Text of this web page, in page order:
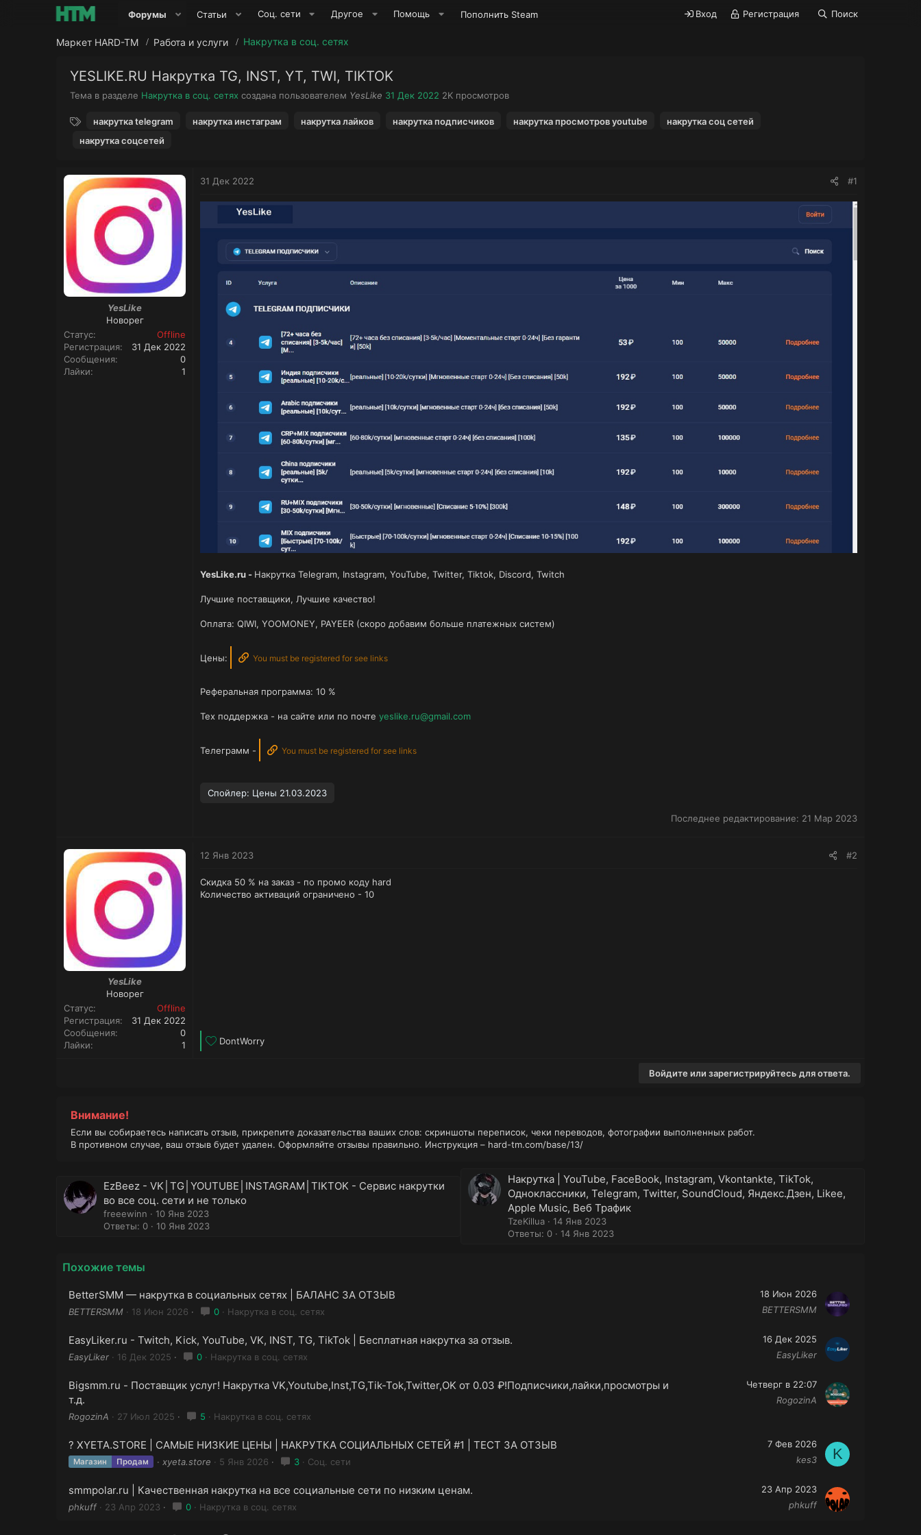
Форумы Статьи Соц. сети Другое Помощь Пополнить Steam Вход Регистрация Поиск
Маркет HARD-TM Работа и услуги Накрутка в соц. сетях
YESLIKE.RU Накрутка TG, INST, YT, TWI, TIKTOK
Тема в разделе Накрутка в соц. сетях создана пользователем А
т
YesLike Д
31 Дек 2022 П
о
2K просмотров
г
накрутка telegram накрутка инстаграм накрутка лайков накрутка подписчиков накрутка просмотров youtube
накрутка соц сетей
накрутка соцсетей
YesLike
Новорег
Статус
Offline
Регистрация
31 Дек 2022
Сообщения
0
Лайки
1
31 Дек 2022 #1
YesLike.ru - Накрутка Telegram, Instagram, YouTube, Twitter, Tiktok, Discord, Twitch
Лучшие поставщики, Лучшие качество!
Оплата: QIWI, YOOMONEY, PAYEER (скоро добавим больше платежных систем)
Цены: You must be registered for see links
Реферальная программа: 10 %
Тех поддержка - на сайте или по почте yeslike.ru@gmail.com
Телеграмм - You must be registered for see links
Спойлер: Цены 21.03.2023
Последнее редактирование: 21 Мар 2023
YesLike
Новорег
Статус
Offline
Регистрация
31 Дек 2022
Сообщения
0
Лайки
1
12 Янв 2023 #2
Скидка 50 % на заказ - по промо коду hard
Количество активаций ограничено - 10
Л
DontWorry
Войдите или зарегистрируйтесь для ответа.
Внимание!
Если вы собираетесь написать отзыв, прикрепите доказательства ваших слов: скриншоты переписок, чеки переводов, фотографии выполненных работ.
В противном случае, ваш отзыв будет удален. Оформляйте отзывы правильно. Инструкция – hard-tm.com/base/13/
EzBeez - VK│︎TG│︎YOUTUBE│︎INSTAGRAM│︎TIKTOK - Сервис накрутки
во все соц. сети и не только
freeewinn
10 Янв 2023
Ответы: 0
10 Янв 2023
Накрутка | YouTube, FaceBook, Instagram, Vkontankte, TikTok,
Одноклассники, Telegram, Twitter, SoundCloud, Яндекс.Дзен, Likee,
Apple Music, Веб Трафик
TzeKillua
14 Янв 2023
Ответы: 0
14 Янв 2023
Похожие темы
BetterSMM — накрутка в социальных сетях | БАЛАНС ЗА ОТЗЫВ
BETTERSMM 18 Июн 2026 0 Накрутка в соц. сетях
18 Июн 2026
BETTERSMM
EasyLiker.ru - Twitch, Kick, YouTube, VK, INST, TG, TikTok | Бесплатная накрутка за отзыв.
EasyLiker 16 Дек 2025 0 Накрутка в соц. сетях
16 Дек 2025
EasyLiker
Bigsmm.ru - Поставщик услуг! Накрутка VK,Youtube,Inst,TG,Tik-Tok,Twitter,OK от 0.03 ₽!Подписчики,лайки,просмотры и
т.д.
RogozinA 27 Июл 2025 5 Накрутка в соц. сетях
Четверг в 22:07
RogozinA
? XYETA.STORE | САМЫЕ НИЗКИЕ ЦЕНЫ | НАКРУТКА СОЦИАЛЬНЫХ СЕТЕЙ #1 | ТЕСТ ЗА ОТЗЫВ
Магазин Продам xyeta.store 5 Янв 2026 3 Соц. сети
7 Фев 2026
kes3
K
smmpolar.ru | Качественная накрутка на все социальные сети по низким ценам.
phkuff 23 Апр 2023 0 Накрутка в соц. сетях
23 Апр 2023
phkuff